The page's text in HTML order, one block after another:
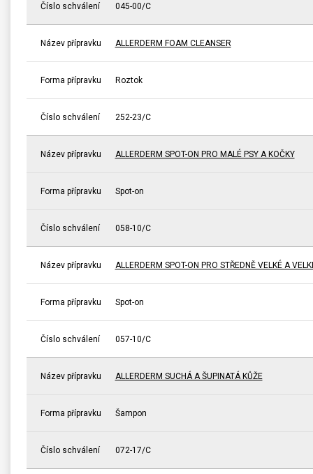
Číslo schválení 045-00/C
Název přípravku ALLERDERM FOAM CLEANSER
Forma přípravku Roztok
Číslo schválení 252-23/C
Název přípravku ALLERDERM SPOT-ON PRO MALÉ PSY A KOČKY
Forma přípravku Spot-on
Číslo schválení 058-10/C
Název přípravku ALLERDERM SPOT-ON PRO STŘEDNĚ VELKÉ A
Forma přípravku Spot-on
Číslo schválení 057-10/C
Název přípravku ALLERDERM SUCHÁ A ŠUPINATÁ KŮŽE
Forma přípravku Šampon
Číslo schválení 072-17/C